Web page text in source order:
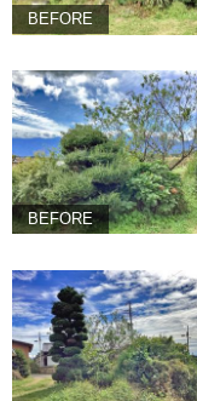
BEFORE
BEFORE